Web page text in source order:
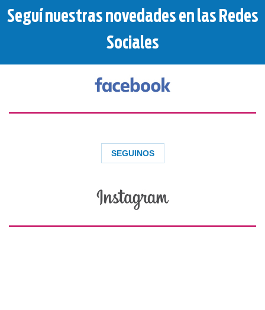
Seguí nuestras novedades en las Redes
Sociales
SEGUINOS